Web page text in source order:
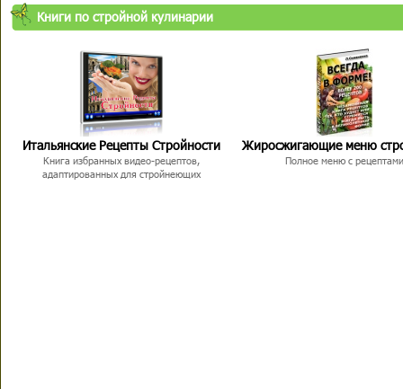
Книги по стройной кулинарии
Итальянские Рецепты Стройности
Книга избранных видео-рецептов,
адаптированных для стройнеющих
Жиросжигающие меню
Полное меню с рецептами